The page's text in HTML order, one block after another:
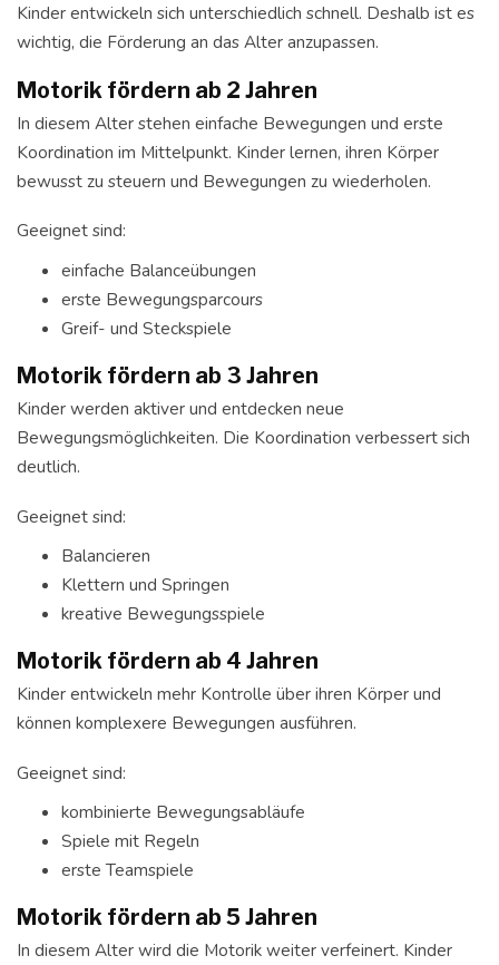
Kinder entwickeln sich unterschiedlich schnell. Deshalb ist es
wichtig, die Förderung an das Alter anzupassen.
Motorik fördern ab 2 Jahren
In diesem Alter stehen einfache Bewegungen und erste
Koordination im Mittelpunkt. Kinder lernen, ihren Körper
bewusst zu steuern und Bewegungen zu wiederholen.
Geeignet sind:
einfache Balanceübungen
erste Bewegungsparcours
Greif- und Steckspiele
Motorik fördern ab 3 Jahren
Kinder werden aktiver und entdecken neue
Bewegungsmöglichkeiten. Die Koordination verbessert sich
deutlich.
Geeignet sind:
Balancieren
Klettern und Springen
kreative Bewegungsspiele
Motorik fördern ab 4 Jahren
Kinder entwickeln mehr Kontrolle über ihren Körper und
können komplexere Bewegungen ausführen.
Geeignet sind:
kombinierte Bewegungsabläufe
Spiele mit Regeln
erste Teamspiele
Motorik fördern ab 5 Jahren
In diesem Alter wird die Motorik weiter verfeinert. Kinder